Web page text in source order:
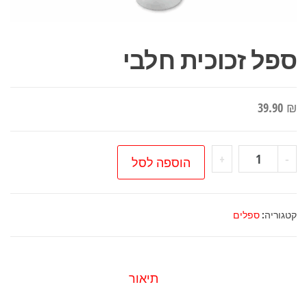
ספל זכוכית חלבי
39.90 ₪
-
כמות
של
זכוכית
+ הוספה לסל
קטגוריה:ספלים
תיאור